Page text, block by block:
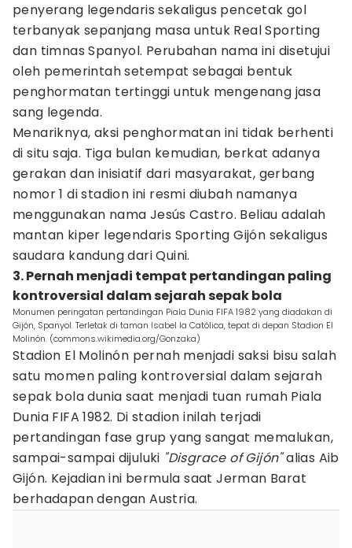
penyerang legendaris sekaligus pencetak gol
terbanyak sepanjang masa untuk Real Sporting
dan timnas Spanyol. Perubahan nama ini disetujui
oleh pemerintah setempat sebagai bentuk
penghormatan tertinggi untuk mengenang jasa
sang legenda.
Menariknya, aksi penghormatan ini tidak berhenti
di situ saja. Tiga bulan kemudian, berkat adanya
gerakan dan inisiatif dari masyarakat, gerbang
nomor 1 di stadion ini resmi diubah namanya
menggunakan nama Jesús Castro. Beliau adalah
mantan kiper legendaris Sporting Gijón sekaligus
saudara kandung dari Quini.
3. Pernah menjadi tempat pertandingan paling
kontroversial dalam sejarah sepak bola
Monumen peringatan pertandingan Piala Dunia FIFA 1982 yang diadakan di
Gijón, Spanyol. Terletak di taman Isabel la Católica, tepat di depan Stadion El
Molinón. (commons.wikimedia.org/Gonzaka)
Stadion El Molinón pernah menjadi saksi bisu salah
satu momen paling kontroversial dalam sejarah
sepak bola dunia saat menjadi tuan rumah Piala
Dunia FIFA 1982. Di stadion inilah terjadi
pertandingan fase grup yang sangat memalukan,
sampai-sampai dijuluki "Disgrace of Gijón"alias Aib
Gijón. Kejadian ini bermula saat Jerman Barat
berhadapan dengan Austria.